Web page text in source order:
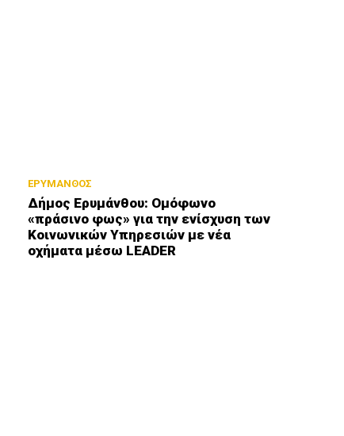
ΕΡΥΜΑΝΘΟΣ
Δήμος Ερυμάνθου: Ομόφωνο
«πράσινο φως» για την ενίσχυση των
Κοινωνικών Υπηρεσιών με νέα
οχήματα μέσω LEADER